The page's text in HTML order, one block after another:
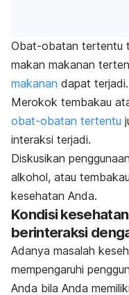
Obat-obatan tertentu
makan makanan
makanan dapat terjadi.
Merokok tembakau
obat-obatan tertentu
interaksi terjadi.
Diskusikan
alkohol, atau
kesehatan Anda.
Kondisi
berinteraksi
Adanya masalah
mempengaruhi
Anda bila Anda